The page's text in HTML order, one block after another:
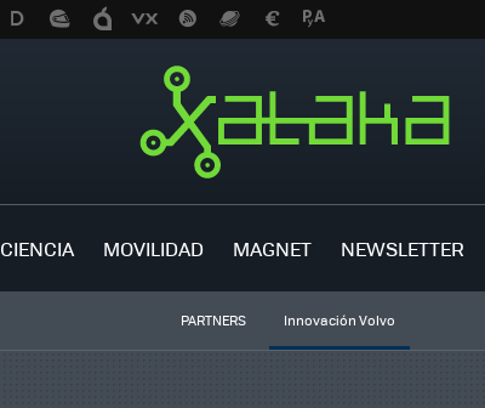
CIENCIA MOVILIDAD MAGNET NEWSLETTER
PARTNERS Innovación Volvo